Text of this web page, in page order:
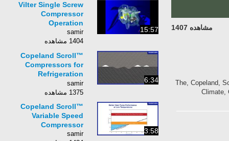
مشاهده 1407
The, Copeland,
Climate,
15:57
Vilter Single Screw
Compressor
Operation
samir
1404 مشاهده
6:34
Copeland Scroll™
Compressors for
Refrigeration
Applications
samir
1375 مشاهده
3:58
Copeland Scroll™
Variable Speed
Compressor
samir